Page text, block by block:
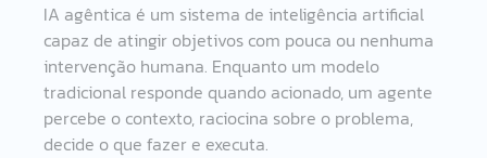
IA agêntica é um sistema de inteligência artificial
capaz de atingir objetivos com pouca ou nenhuma
intervenção humana. Enquanto um modelo
tradicional responde quando acionado, um agente
percebe o contexto, raciocina sobre o problema,
decide o que fazer e executa.